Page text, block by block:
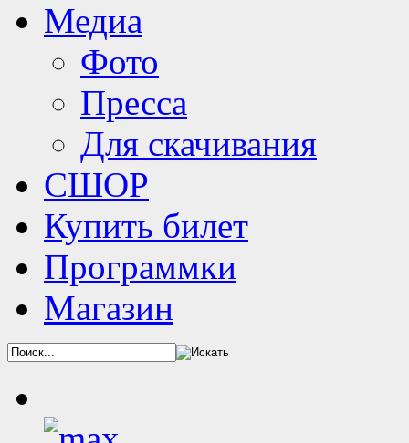
Медиа
Фото
Пресса
Для скачивания
СШОР
Купить билет
Программки
Магазин